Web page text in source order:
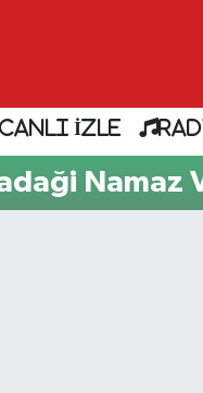
İZLE
Namaz